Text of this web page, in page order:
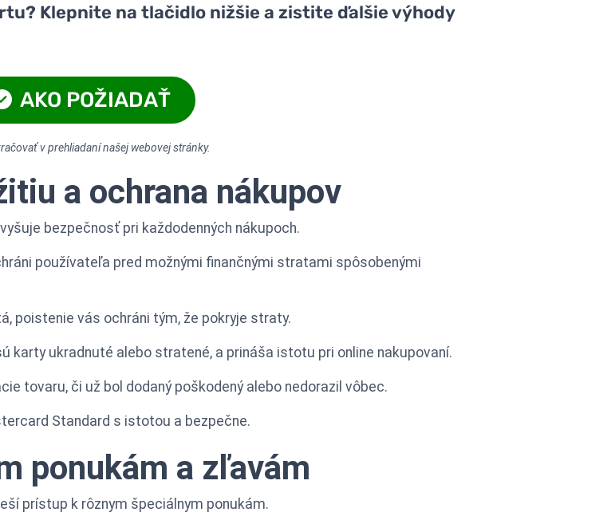
Klepnite na tlačidlo nižšie a zistite ďalšie výhody
AKO POŽIADAŤ
v prehliadaní našej webovej stránky.
a ochrana nákupov
bezpečnosť pri každodenných nákupoch.
používateľa pred možnými finančnými stratami spôsobenými
poistenie vás ochráni tým, že pokryje straty.
karty ukradnuté alebo stratené, a prináša istotu pri online nakupovaní.
tovaru, či už bol dodaný poškodený alebo nedorazil vôbec.
Standard s istotou a bezpečne.
ponukám a zľavám
prístup k rôznym špeciálnym ponukám.